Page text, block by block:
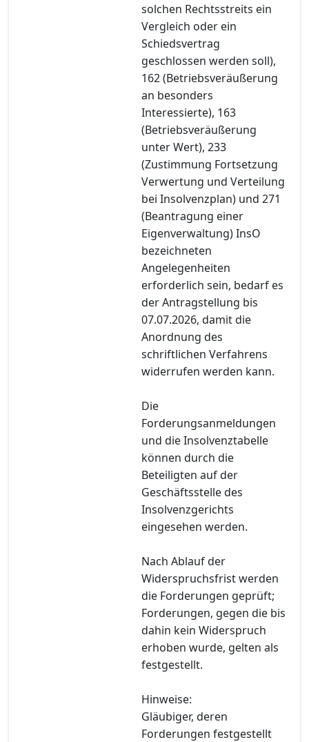
solchen Rechtsstreits ein
Vergleich oder ein
Schiedsvertrag
geschlossen werden soll),
162 (Betriebsveräußerung
an besonders
Interessierte), 163
(Betriebsveräußerung
unter Wert), 233
(Zustimmung Fortsetzung
Verwertung und Verteilung
bei Insolvenzplan) und 271
(Beantragung einer
Eigenverwaltung) InsO
bezeichneten
Angelegenheiten
erforderlich sein, bedarf es
der Antragstellung bis
07.07.2026, damit die
Anordnung des
schriftlichen Verfahrens
widerrufen werden kann.
Die
Forderungsanmeldungen
und die Insolvenztabelle
können durch die
Beteiligten auf der
Geschäftsstelle des
Insolvenzgerichts
eingesehen werden.
Nach Ablauf der
Widerspruchsfrist werden
die Forderungen geprüft;
Forderungen, gegen die bis
dahin kein Widerspruch
erhoben wurde, gelten als
festgestellt.
Hinweise:
Gläubiger, deren
Forderungen festgestellt